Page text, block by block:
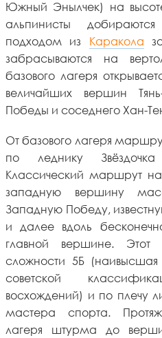
Южный Энылчек) на
альпинисты
подходом из Каракола
забрасываются на
базового лагеря
величайших вершин
Победы и соседнего Хан-
От базового лагеря
по леднику
Классический маршрут
западную вершину
Западную Победу,
и далее вдоль
главной вершине. Этот
сложности 5Б (наивысшая
советской
восхождений) и по плечу
мастера спорта.
лагеря штурма до